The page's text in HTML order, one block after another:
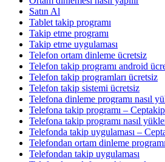
Satın Al
Tablet takip programı
Takip etme programı
Takip etme uygulaması
Telefon ortam dinleme ücretsiz
Telefon takip programı android
Telefon takip programları ücretsiz
Telefon takip sistemi ücretsiz
Telefona dinleme programı nasıl
Telefona takip programı –
Telefona takip programı nasıl
Telefonda takip uygulaması –
Telefondan ortam dinleme
Telefondan takip uygulaması